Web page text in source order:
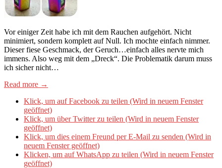
Vor einiger Zeit habe ich mit dem Rauchen aufgehört. Nicht
minimiert, sondern komplett auf Null. Ich mochte einfach nimmer.
Dieser fiese Geschmack, der Geruch…einfach alles nervte mich
immens. Also weg mit dem „Dreck“. Die Problematik darum muss
ich sicher nicht…
Read more →
Klick, um auf Facebook zu teilen (Wird in neuem Fenster
geöffnet)
Klick, um über Twitter zu teilen (Wird in neuem Fenster
geöffnet)
Klick, um dies einem Freund per E-Mail zu senden (Wird in
neuem Fenster geöffnet)
Klicken, um auf WhatsApp zu teilen (Wird in neuem Fenster
geöffnet)